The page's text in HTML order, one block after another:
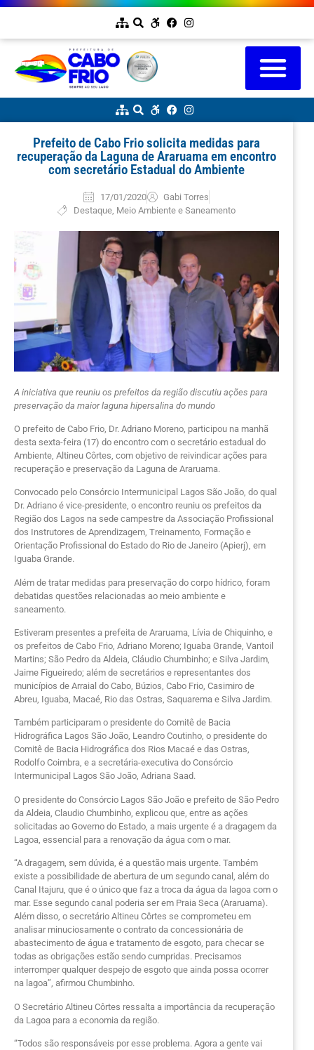
Prefeito de Cabo Frio solicita medidas para
recuperação da Laguna de Araruama em encontro
com secretário Estadual do Ambiente
17/01/2020
Gabi Torres
Destaque Meio Ambiente e Saneamento
A iniciativa que reuniu os prefeitos da região discutiu ações para
preservação da maior laguna hipersalina do mundo
O prefeito de Cabo Frio, Dr. Adriano Moreno, participou na manhã
desta sexta-feira (17) do encontro com o secretário estadual do
Ambiente, Altineu Côrtes, com objetivo de reivindicar ações para
recuperação e preservação da Laguna de Araruama.
Convocado pelo Consórcio Intermunicipal Lagos São João, do qual
Dr. Adriano é vice-presidente, o encontro reuniu os prefeitos da
Região dos Lagos na sede campestre da Associação Profissional
dos Instrutores de Aprendizagem, Treinamento, Formação e
Orientação Profissional do Estado do Rio de Janeiro (Apierj), em
Iguaba Grande.
Além de tratar medidas para preservação do corpo hídrico, foram
debatidas questões relacionadas ao meio ambiente e
saneamento.
Estiveram presentes a prefeita de Araruama, Lívia de Chiquinho, e
os prefeitos de Cabo Frio, Adriano Moreno; Iguaba Grande, Vantoil
Martins; São Pedro da Aldeia, Cláudio Chumbinho; e Silva Jardim,
Jaime Figueiredo; além de secretários e representantes dos
municípios de Arraial do Cabo, Búzios, Cabo Frio, Casimiro de
Abreu, Iguaba, Macaé, Rio das Ostras, Saquarema e Silva Jardim.
Também participaram o presidente do Comitê de Bacia
Hidrográfica Lagos São João, Leandro Coutinho, o presidente do
Comitê de Bacia Hidrográfica dos Rios Macaé e das Ostras,
Rodolfo Coimbra, e a secretária-executiva do Consórcio
Intermunicipal Lagos São João, Adriana Saad.
O presidente do Consórcio Lagos São João e prefeito de São Pedro
da Aldeia, Claudio Chumbinho, explicou que, entre as ações
solicitadas ao Governo do Estado, a mais urgente é a dragagem da
Lagoa, essencial para a renovação da água com o mar.
“A dragagem, sem dúvida, é a questão mais urgente. Também
existe a possibilidade de abertura de um segundo canal, além do
Canal Itajuru, que é o único que faz a troca da água da lagoa com o
mar. Esse segundo canal poderia ser em Praia Seca (Araruama).
Além disso, o secretário Altineu Côrtes se comprometeu em
analisar minuciosamente o contrato da concessionária de
abastecimento de água e tratamento de esgoto, para checar se
todas as obrigações estão sendo cumpridas. Precisamos
interromper qualquer despejo de esgoto que ainda possa ocorrer
na lagoa”, afirmou Chumbinho.
O Secretário Altineu Côrtes ressalta a importância da recuperação
da Lagoa para a economia da região.
“Todos são responsáveis por esse problema. Agora a gente vai